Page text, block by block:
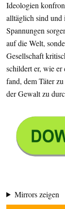
Ideologien
alltäglich sind und
Spannungen
auf die Welt,
Gesellschaft
schildert er, wie
fand, dem Täter
der Gewalt zu
Mirrors zeigen